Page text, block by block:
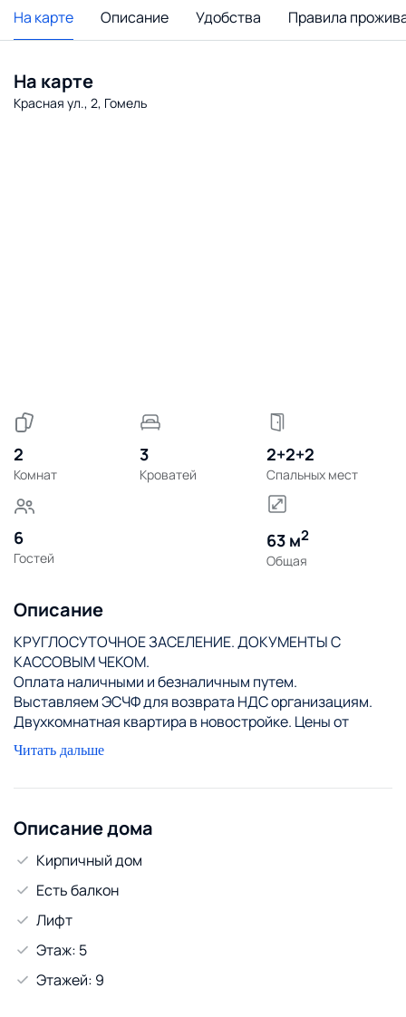
На карте Описание Удобства Правила
2
Комнат
3
Кроватей
2+2+2
Спальных мест
6
Гостей
63 м2
Общая
На карте
Красная ул., 2, Гомель
Описание
КРУГЛОСУТОЧНОЕ ЗАСЕЛЕНИЕ. ДОКУМЕНТЫ С
КАССОВЫМ ЧЕКОМ.
Оплата наличными и безналичным путем.
Выставляем ЭСЧФ для возврата НДС организациям.
Двухкомнатная квартира в новостройке. Цены от
владельца, без посредников и переплат. Дом около
Макдоналдс, сдан в эксплуатацию в 2022г. Есть все
Удобная развязка в другие районы города. Спальные
места 2+2+2(двухспальная кровать, два двухспальных
дивана). В квартире есть (ЖК ТВ с интернет-
телевидением, WiFi, стиральная машина, холодильник,
СВЧ, утюг, фен.
При онлайн бронировании цены фиксированные на
сайте.
Стоимость проживания зависит от количества гостей
и дат найма жилья.
Читать дальше
Описание дома
Кирпичный дом
Есть балкон
Лифт
Этаж: 5
Этажей: 9